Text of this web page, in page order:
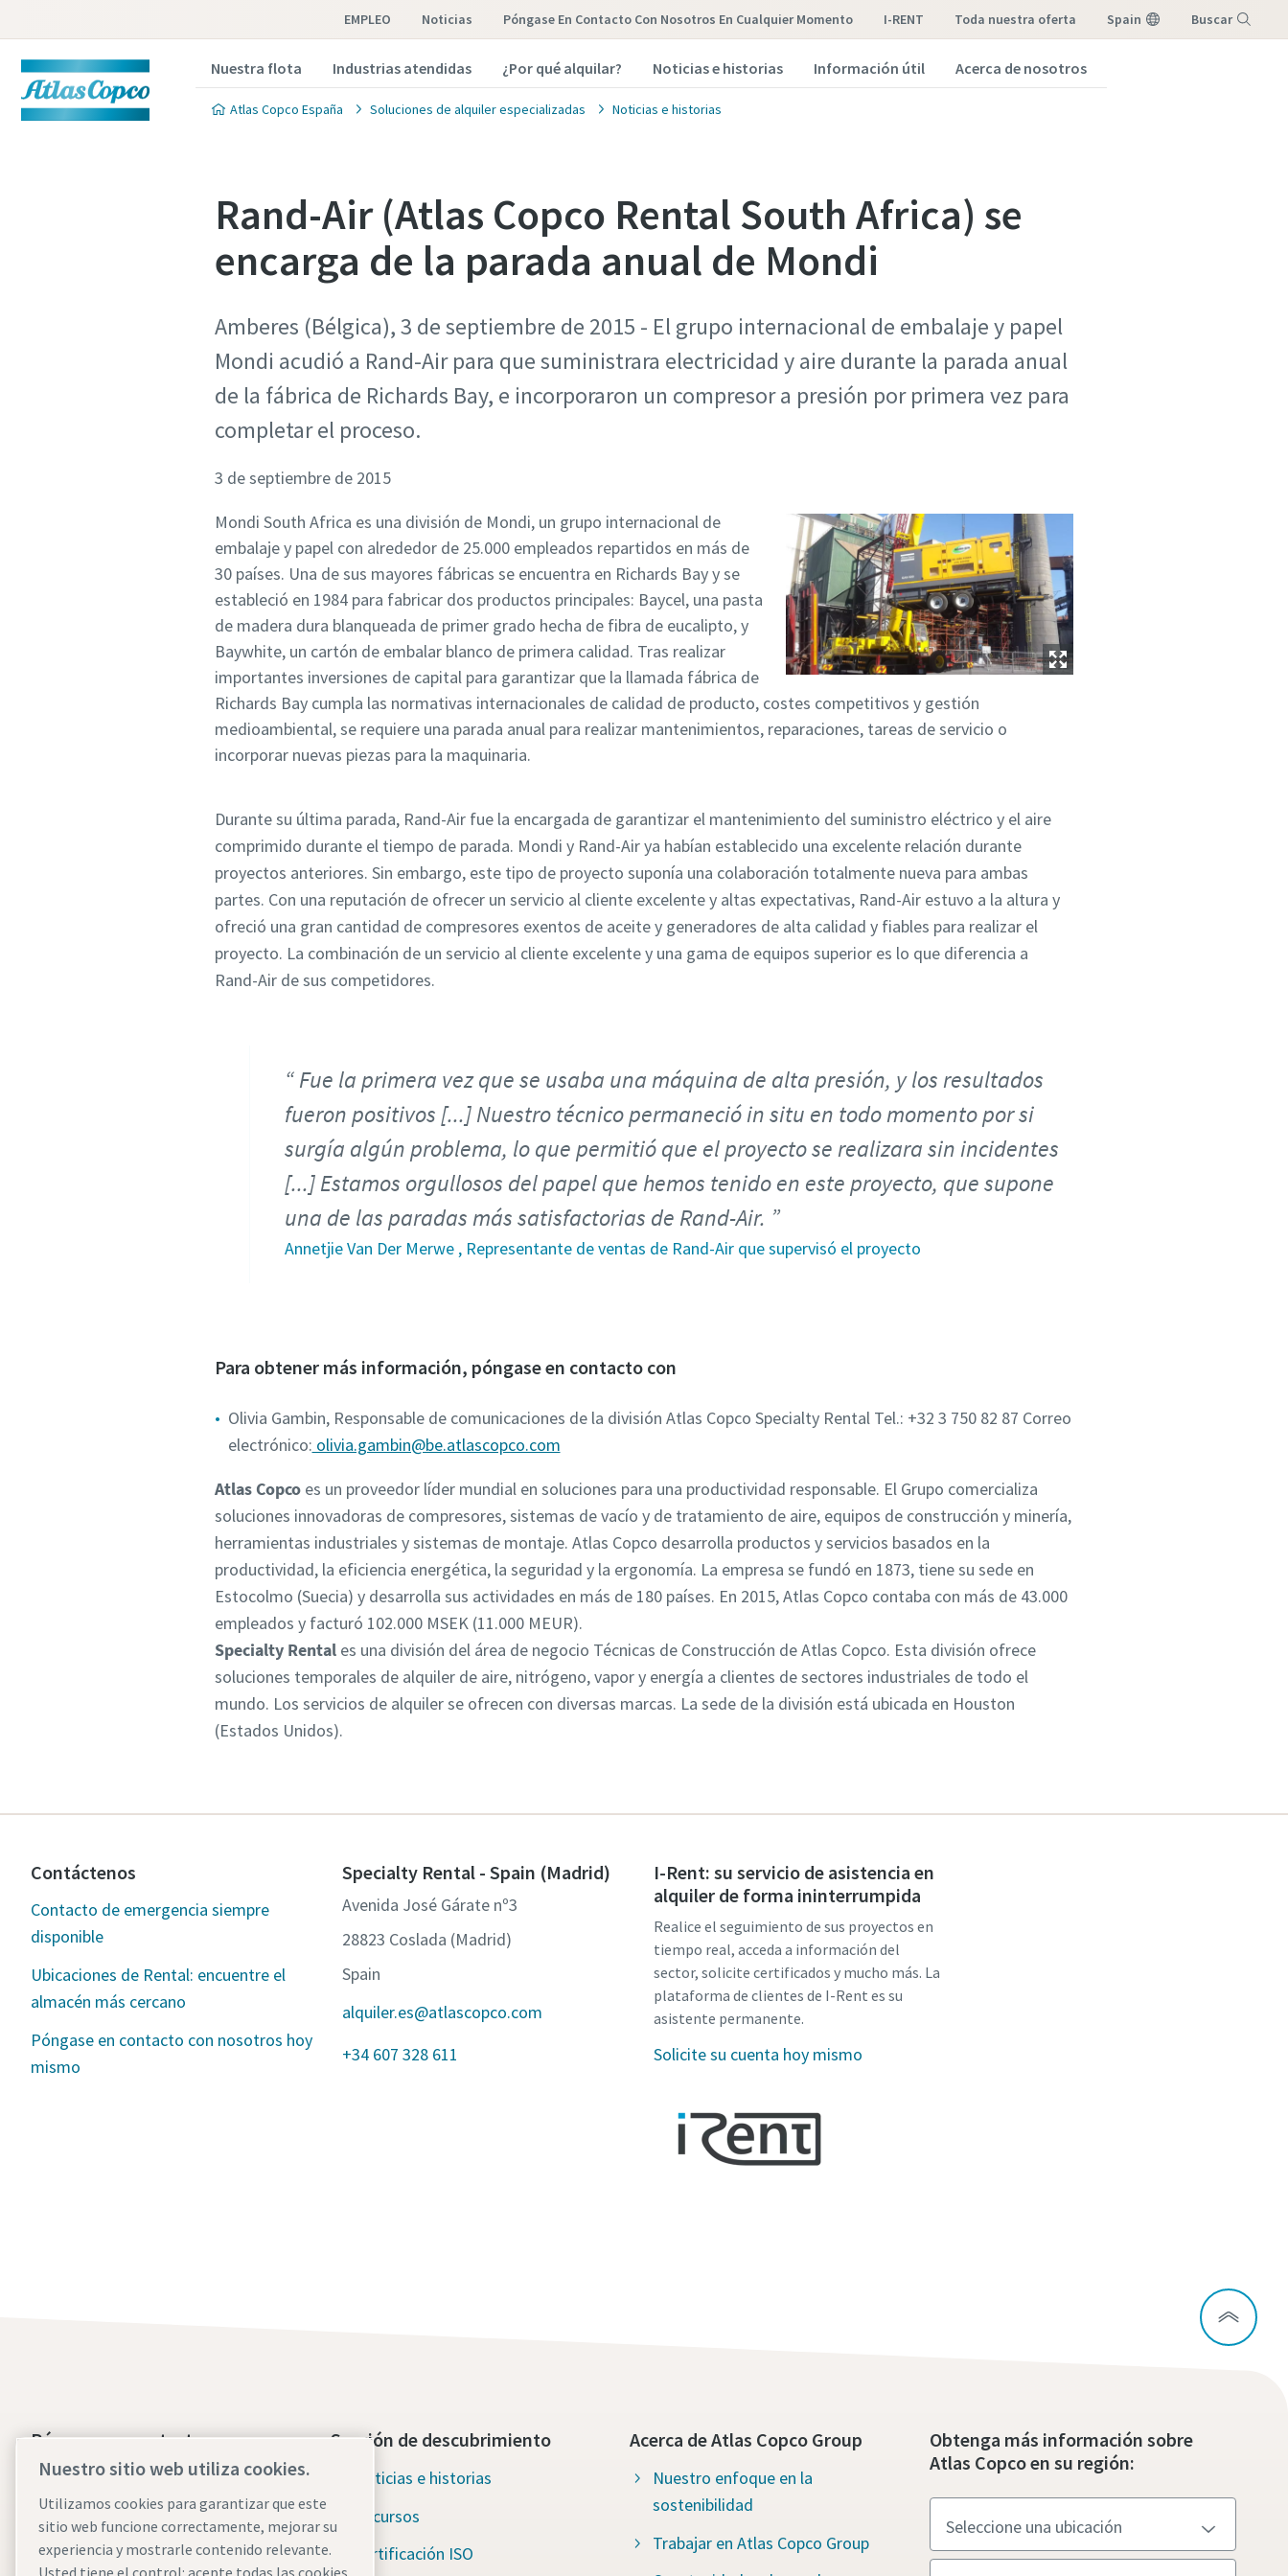
EMPLEO Noticias Póngase En Contacto Con Nosotros En Cualquier Momento I-RENT toda nuestra oferta Spain Buscar
Nuestra flota Industrias atendidas ¿Por qué alquilar? Noticias e historias Información útil Acerca de nosotros
Atlas Copco España Soluciones de alquiler especializadas Noticias e historias
Rand-Air (Atlas Copco Rental South Africa) se
encarga de la parada anual de Mondi
Amberes (Bélgica), 3 de septiembre de 2015 - El grupo internacional de embalaje y papel
Mondi acudió a Rand-Air para que suministrara electricidad y aire durante la parada anual
de la fábrica de Richards Bay, e incorporaron un compresor a presión por primera vez para
completar el proceso.
3 de septiembre de 2015
Mondi South Africa es una división de Mondi, un grupo internacional de
embalaje y papel con alrededor de 25.000 empleados repartidos en más de
30 países. Una de sus mayores fábricas se encuentra en Richards Bay y se
estableció en 1984 para fabricar dos productos principales: Baycel, una pasta
de madera dura blanqueada de primer grado hecha de fibra de eucalipto, y
Baywhite, un cartón de embalar blanco de primera calidad. Tras realizar
importantes inversiones de capital para garantizar que la llamada fábrica de
Richards Bay cumpla las normativas internacionales de calidad de producto, costes competitivos y gestión
medioambiental, se requiere una parada anual para realizar mantenimientos, reparaciones, tareas de servicio o
incorporar nuevas piezas para la maquinaria.
Durante su última parada, Rand-Air fue la encargada de garantizar el mantenimiento del suministro eléctrico y el aire
comprimido durante el tiempo de parada. Mondi y Rand-Air ya habían establecido una excelente relación durante
proyectos anteriores. Sin embargo, este tipo de proyecto suponía una colaboración totalmente nueva para ambas
partes. Con una reputación de ofrecer un servicio al cliente excelente y altas expectativas, Rand-Air estuvo a la altura y
ofreció una gran cantidad de compresores exentos de aceite y generadores de alta calidad y fiables para realizar el
proyecto. La combinación de un servicio al cliente excelente y una gama de equipos superior es lo que diferencia a
Rand-Air de sus competidores.
Fue la primera vez que se usaba una máquina de alta presión, y los resultados
fueron positivos [...] Nuestro técnico permaneció in situ en todo momento por si
surgía algún problema, lo que permitió que el proyecto se realizara sin incidentes
[...] Estamos orgullosos del papel que hemos tenido en este proyecto, que supone
una de las paradas más satisfactorias de Rand-Air.
Annetjie Van Der Merwe , Representante de ventas de Rand-Air que supervisó el proyecto
Para obtener más información, póngase en contacto con
Olivia Gambin, Responsable de comunicaciones de la división Atlas Copco Specialty Rental Tel.: +32 3 750 82 87 Correo
electrónico: olivia.gambin@be.atlascopco.com
Atlas Copco es un proveedor líder mundial en soluciones para una productividad responsable. El Grupo comercializa
soluciones innovadoras de compresores, sistemas de vacío y de tratamiento de aire, equipos de construcción y minería,
herramientas industriales y sistemas de montaje. Atlas Copco desarrolla productos y servicios basados en la
productividad, la eficiencia energética, la seguridad y la ergonomía. La empresa se fundó en 1873, tiene su sede en
Estocolmo (Suecia) y desarrolla sus actividades en más de 180 países. En 2015, Atlas Copco contaba con más de 43.000
empleados y facturó 102.000 MSEK (11.000 MEUR).
Specialty Rental es una división del área de negocio Técnicas de Construcción de Atlas Copco. Esta división ofrece
soluciones temporales de alquiler de aire, nitrógeno, vapor y energía a clientes de sectores industriales de todo el
mundo. Los servicios de alquiler se ofrecen con diversas marcas. La sede de la división está ubicada en Houston
(Estados Unidos).
Contáctenos
Contacto de emergencia siempre
disponible
Ubicaciones de Rental: encuentre el
almacén más cercano
Póngase en contacto con nosotros hoy
mismo
Specialty Rental - Spain (Madrid)
Avenida José Gárate nº3
28823 Coslada (Madrid)
Spain
alquiler.es@atlascopco.com
+34 607 328 611
I-Rent: su servicio de asistencia en
alquiler de forma ininterrumpida
Realice el seguimiento de sus proyectos en
tiempo real, acceda a información del
sector, solicite certificados y mucho más. La
plataforma de clientes de I-Rent es su
asistente permanente.
Solicite su cuenta hoy mismo
Póngase en contacto con
nosotros hoy mismo
Asistencia de emergencia
ininterrumpida
Sección de descubrimiento
Noticias e historias
Recursos
Certificación ISO
Acerca de Atlas Copco Group
Nuestro enfoque en la
sostenibilidad
Trabajar en Atlas Copco Group
Obtenga más información sobre
Atlas Copco en su región:
Nuestro sitio web utiliza cookies.
Utilizamos cookies para garantizar que este
sitio web funcione correctamente, mejorar su
experiencia y mostrarle contenido relevante.